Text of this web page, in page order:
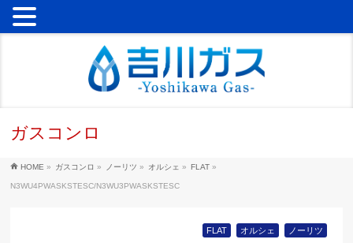
ガスコンロ
HOME » ガスコンロ » ノーリツ » オルシェ » FLAT »
N3WU4PWASKSTESC/N3WU3PWASKSTESC
FLAT オルシェ ノーリツ